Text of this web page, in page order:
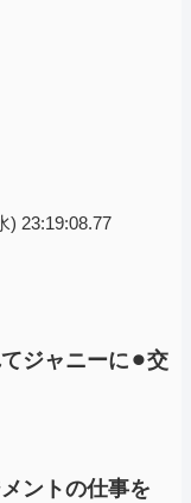
) 23:19:08.77
ジャニーに⚫︎交
ントの仕事を